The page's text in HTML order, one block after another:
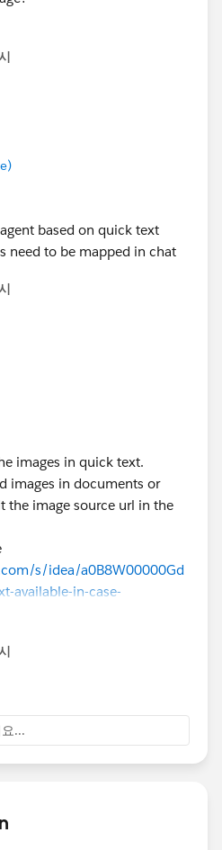
based on quick text
need to be mapped in chat
images in quick text.
images in documents or
the image source url in the
s/idea/a0B8W00000Gd
available-in-case-
quick-text-messages
...